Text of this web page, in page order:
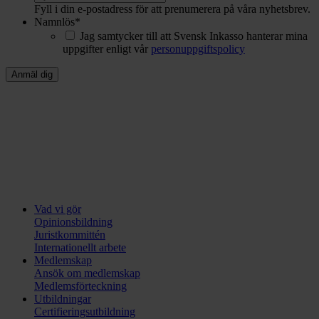
Fyll i din e-postadress för att prenumerera på våra nyhetsbrev.
Namnlös*
Jag samtycker till att Svensk Inkasso hanterar mina
uppgifter enligt vår personuppgiftspolicy
Vad vi gör
Opinionsbildning
Juristkommittén
Internationellt arbete
Medlemskap
Ansök om medlemskap
Medlemsförteckning
Utbildningar
Certifieringsutbildning